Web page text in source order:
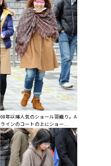
08年以降人気のショール羽織り。A
ラインのコートの上にショー...